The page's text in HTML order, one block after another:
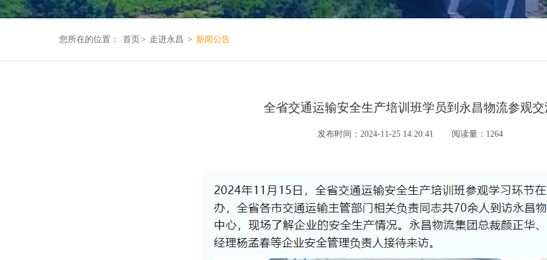
您所在的位置： 首页 > 走进永昌 > 新闻公告
全省交通运输安全生产培训班学员到永昌物流参观交
发布时间：2024-11-25 14:20:41 阅读量：1264